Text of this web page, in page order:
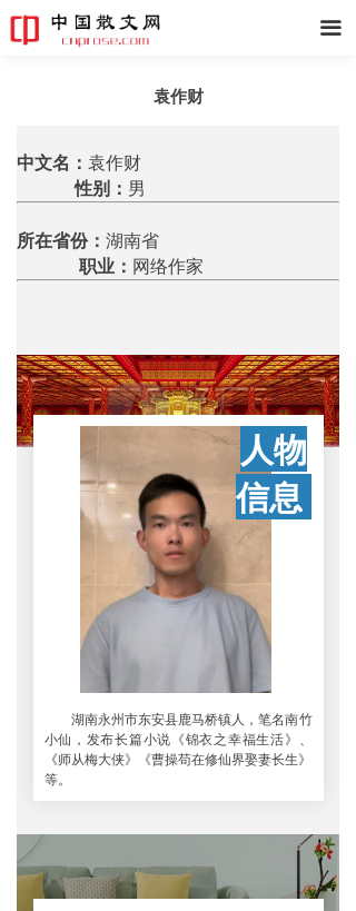
끀
袁作财
中文名： 袁作财
性别： 男
所在省份： 湖南省
职业： 网络作家
人物
信息
湖南永州市东安县鹿马桥镇人，笔名南竹
小仙，发布长篇小说《锦衣之幸福生活》、
《师从梅大侠》《曹操苟在修仙界娶妻长生》
等。